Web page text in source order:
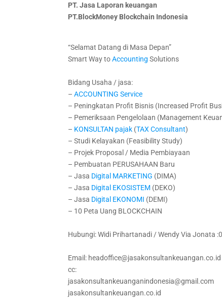
PT. Jasa Laporan keuangan
PT.BlockMoney Blockchain Indonesia
“Selamat Datang di Masa Depan”
Smart Way toAccounting Solutions
Bidang Usaha / jasa:
–ACCOUNTING Service
– Peningkatan Profit Bisnis (Increased Profit
– Pemeriksaan Pengelolaan (Management
– KONSULTAN pajak (TAX Consultant)
– Studi Kelayakan (Feasibility Study)
– Projek Proposal / Media Pembiayaan
– Pembuatan PERUSAHAAN Baru
– Jasa Digital MARKETING (DIMA)
– Jasa Digital EKOSISTEM (DEKO)
– Jasa Digital EKONOMI (DEMI)
– 10 Peta Uang BLOCKCHAIN
Hubungi: Widi Prihartanadi / Wendy Via Jonata
Email: headoffice@jasakonsultankeuangan.co.id
cc:
jasakonsultankeuanganindonesia@gmail.com
jasakonsultankeuangan.co.id